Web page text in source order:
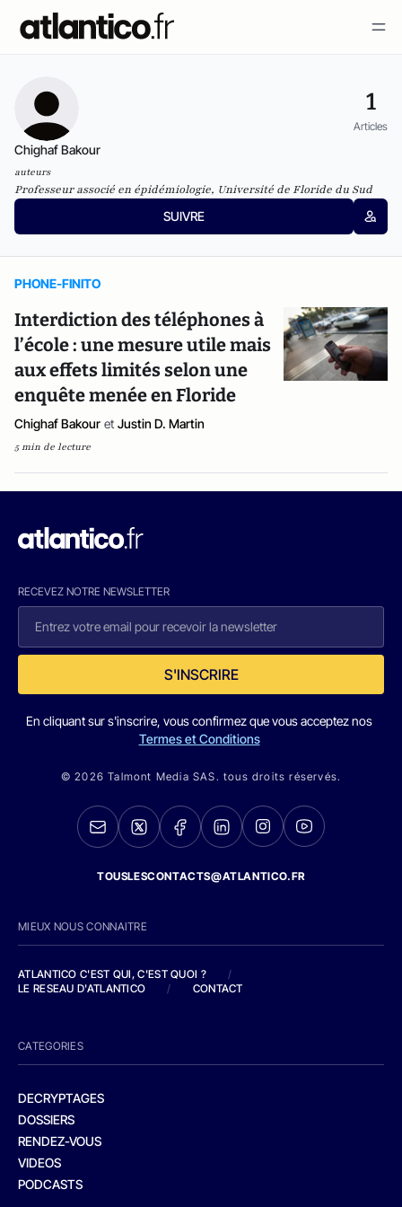
1
Articles
Chighaf Bakour
auteurs
Professeur associé en épidémiologie, Université de Floride du Sud
SUIVRE
PHONE-FINITO
Interdiction des téléphones à
l’école : une mesure utile mais
aux effets limités selon une
enquête menée en Floride
Chighaf Bakour et Justin D. Martin
5 min de lecture
RECEVEZ NOTRE NEWSLETTER
S'INSCRIRE
En cliquant sur s'inscrire, vous confirmez que vous acceptez nos
Termes et Conditions
© 2026 Talmont Media SAS. tous droits réservés.
TOUSLESCONTACTS@ATLANTICO.FR
MIEUX NOUS CONNAITRE
ATLANTICO C'EST QUI, C'EST QUOI ?
/
LE RESEAU D'ATLANTICO
/ CONTACT
CATEGORIES
DECRYPTAGES
DOSSIERS
RENDEZ-VOUS
VIDEOS
PODCASTS